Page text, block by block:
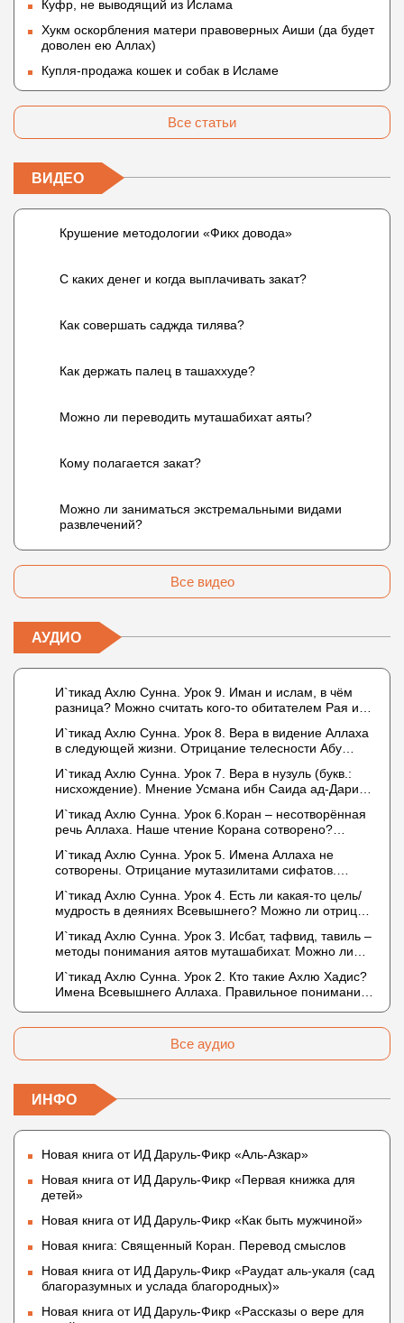
Куфр, не выводящий из Ислама
Хукм оскорбления матери правоверных Аиши (да будет
доволен ею Аллах)
Купля-продажа кошек и собак в Исламе
Все статьи
ВИДЕО
Крушение методологии «Фикх довода»
С каких денег и когда выплачивать закат?
Как совершать саджда тилява?
Как держать палец в ташаххуде?
Можно ли переводить муташабихат аяты?
Кому полагается закат?
Можно ли заниматься экстремальными видами
развлечений?
Все видео
АУДИО
И`тикад Ахлю Сунна. Урок 9. Иман и ислам, в чём
разница? Можно считать кого-то обитателем Рая или
И`тикад Ахлю Сунна. Урок 8. Вера в видение Аллаха
в следующей жизни. Отрицание телесности Абу
Усмана ибн Саида ад-Дарими. Иман – это слова,
дела и познание
И`тикад Ахлю Сунна. Урок 7. Вера в нузуль (букв.:
нисхождение). Мнение Усмана ибн Саида ад-Дарими
описывается физическим движением?
И`тикад Ахлю Сунна. Урок 6.Коран – несотворённая
речь Аллаха. Наше чтение Корана сотворено?
И`тикад Ахлю Сунна. Урок 5. Имена Аллаха не
сотворены. Отрицание мутазилитами сифатов.
И`тикад Ахлю Сунна. Урок 4. Есть ли какая-то цель/
мудрость в деяниях Всевышнего? Можно ли отрицать
не пришло в Коране и Сунне? Концепция ибн
Таймийи
И`тикад Ахлю Сунна. Урок 3. Исбат, тафвид, тавиль –
методы понимания аятов муташабихат. Можно ли
Что означает утверждение сифата «биля кейфа»
(без образа)?
И`тикад Ахлю Сунна. Урок 2. Кто такие Ахлю Хадис?
Имена Всевышнего Аллаха. Правильное понимание
Все аудио
ИНФО
Новая книга от ИД Даруль-Фикр «Аль-Азкар»
Новая книга от ИД Даруль-Фикр «Первая книжка для
детей»
Новая книга от ИД Даруль-Фикр «Как быть мужчиной»
Новая книга: Священный Коран. Перевод смыслов
Новая книга от ИД Даруль-Фикр «Раудат аль-укаля (cад
благоразумных и услада благородных)»
Новая книга от ИД Даруль-Фикр «Рассказы о вере для